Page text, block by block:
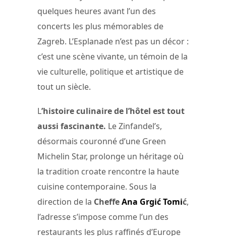
quelques heures avant l’un des
concerts les plus mémorables de
Zagreb. L’Esplanade n’est pas un décor :
c’est une scène vivante, un témoin de la
vie culturelle, politique et artistique de
tout un siècle.
L’histoire culinaire de l’hôtel est tout
aussi fascinante. Le Zinfandel’s,
désormais couronné d’une Green
Michelin Star, prolonge un héritage où
la tradition croate rencontre la haute
cuisine contemporaine. Sous la
direction de la CheffeAna Grgić Tomić,
l’adresse s’impose comme l’un des
restaurants les plus raffinés d’Europe